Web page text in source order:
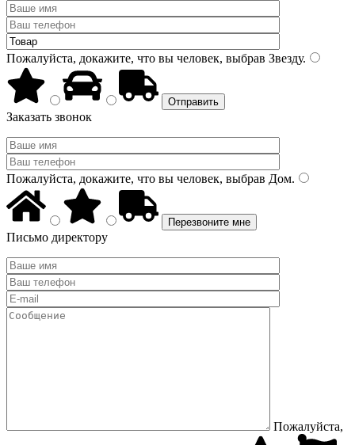
Пожалуйста, докажите, что вы человек, выбрав Звезду.
Заказать звонок
Пожалуйста, докажите, что вы человек, выбрав Дом.
Письмо директору
Пожалуйста,